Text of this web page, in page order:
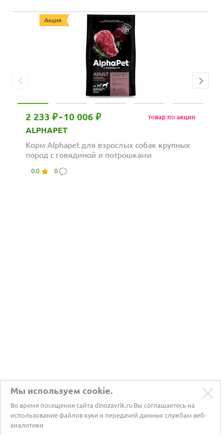
Акция
2 233 ₽-10 006 ₽ товар по акции
ALPHAPET
Корм Alphapet для взрослых собак крупных
пород с говядиной и потрошками
0.0 0
Мы используем cookie.
Во время посещения сайта dinozavrik.ru Вы соглашаетесь на
использование файлов куки и передачей данных службам веб-
аналитики